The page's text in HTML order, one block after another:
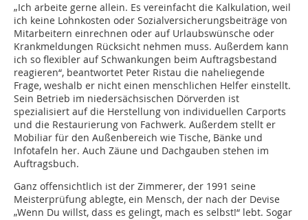
„Ich arbeite gerne allein. Es vereinfacht die Kalkulation, weil
ich keine Lohnkosten oder Sozialversicherungsbeiträge von
Mitarbeitern einrechnen oder auf Urlaubswünsche oder
Krankmeldungen Rücksicht nehmen muss. Außerdem kann
ich so flexibler auf Schwankungen beim Auftragsbestand
reagieren“, beantwortet Peter Ristau die naheliegende
Frage, weshalb er nicht einen menschlichen Helfer einstellt.
Sein Betrieb im niedersächsischen Dörverden ist
spezialisiert auf die Herstellung von individuellen Carports
und die Restaurierung von Fachwerk. Außerdem stellt er
Mobiliar für den Außenbereich wie Tische, Bänke und
Infotafeln her. Auch Zäune und Dachgauben stehen im
Auftragsbuch.
Ganz offensichtlich ist der Zimmerer, der 1991 seine
Meisterprüfung ablegte, ein Mensch, der nach der Devise
„Wenn Du willst, dass es gelingt, mach es selbst!“ lebt. Sogar